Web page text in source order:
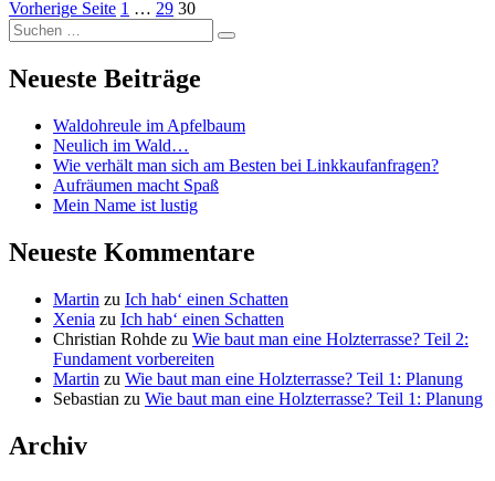
Umzug,
erste
Seitennummerierung
der
Beiträge
Vorherige Seite Seite
1 … Seite
29 Seite
30
Suchen
nach:
Suchen
Neueste Beiträge
Waldohreule im Apfelbaum
Neulich im Wald…
Wie verhält man sich am Besten bei Linkkaufanfragen?
Aufräumen macht Spaß
Mein Name ist lustig
Neueste Kommentare
Martin zu Ich hab‘ einen Schatten
Xenia zu Ich hab‘ einen Schatten
Christian Rohde zu Wie baut man eine Holzterrasse? Teil 2:
Fundament vorbereiten
Martin zu Wie baut man eine Holzterrasse? Teil 1: Planung
Sebastian zu Wie baut man eine Holzterrasse? Teil 1: Planung
Archiv